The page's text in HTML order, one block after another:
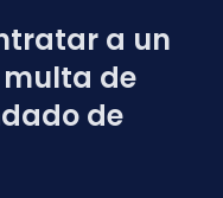
a un
de
de